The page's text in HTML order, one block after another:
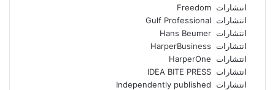
انتشارات Freedom
انتشارات Gulf Professional
انتشارات Hans Beumer
انتشارات HarperBusiness
انتشارات HarperOne
انتشارات IDEA BITE PRESS
انتشارات Independently published